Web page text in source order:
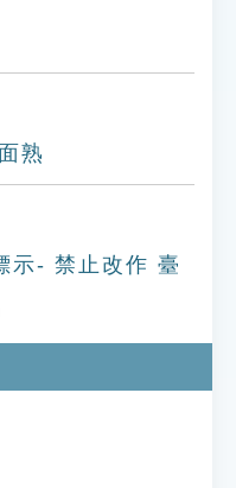
熟
示- 禁止改作 臺